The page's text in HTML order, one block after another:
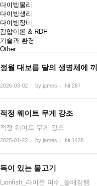
다이빙물리
다이빙생리
다이빙장비
감압이론 & RDF
기술과 환경
Other
정월 대보름 달의 생명체에
2026-03-02 by james hit 287
적정 웨이트 무게 강조
적정 웨이트 무게 강조
2025-01-22 by james hit 1428
독이 있는 물고기
Lionfish_라이온 피쉬_쏠베감펭